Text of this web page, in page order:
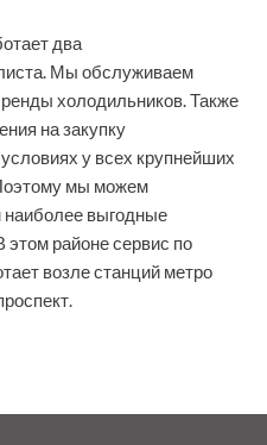
два
Мы обслуживаем
холодильников. Также
на закупку
у всех крупнейших
мы можем
выгодные
этом районе сервис по
возле станций метро